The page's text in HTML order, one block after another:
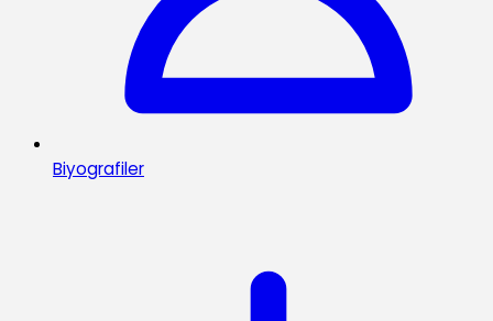
Biyografiler